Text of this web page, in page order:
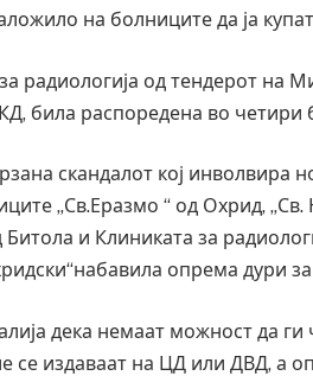
на болниците да ја
радиологија од тендерот на
била распоредена во четири
скандалот кој инволвира
„Св.Еразмо “ од Охрид, „Св.
и Клиниката за
опрема дури
дека немаат можност да ги
се издаваат на ЦД или ДВД, а